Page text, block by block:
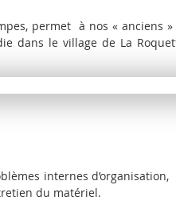
permet à nos « anciens
dans le village de La
internes
du matériel.